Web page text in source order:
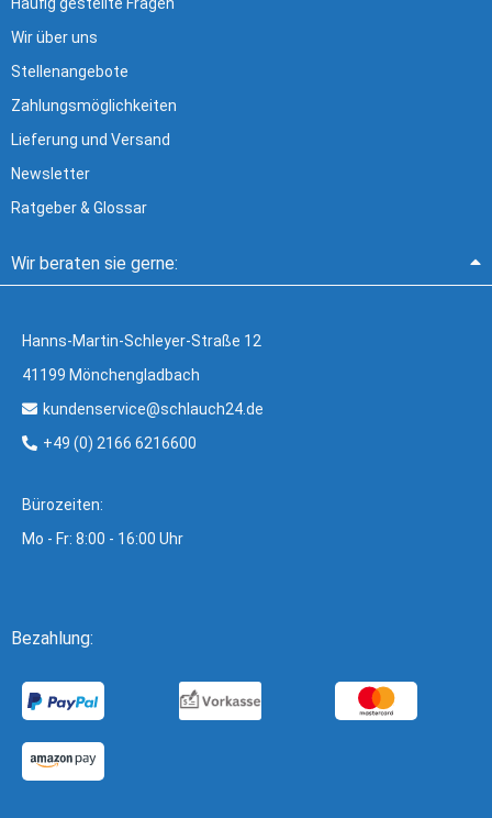
Wir über uns
Stellenangebote
Zahlungsmöglichkeiten
Lieferung und Versand
Newsletter
Ratgeber & Glossar
Wir beraten sie gerne:
Hanns-Martin-Schleyer-Straße 12
41199 Mönchengladbach
kundenservice@schlauch24.de
+49 (0) 2166 6216600
Bürozeiten:
Mo - Fr: 8:00 - 16:00 Uhr
Bezahlung: